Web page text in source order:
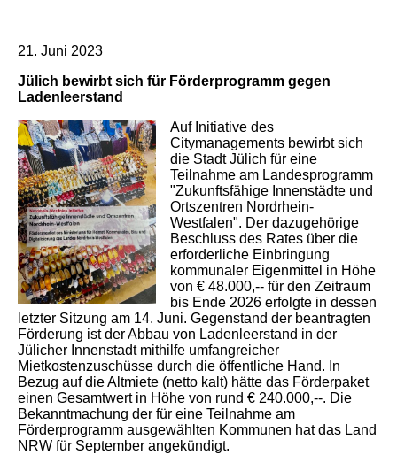
21. Juni 2023
Jülich bewirbt sich für Förderprogramm gegen
Ladenleerstand
Auf Initiative des
Citymanagements bewirbt sich
die Stadt Jülich für eine
Teilnahme am Landesprogramm
"Zukunftsfähige Innenstädte und
Ortszentren Nordrhein-
Westfalen". Der dazugehörige
Beschluss des Rates über die
erforderliche Einbringung
kommunaler Eigenmittel in Höhe
von € 48.000,-- für den Zeitraum
bis Ende 2026 erfolgte in dessen
letzter Sitzung am 14. Juni. Gegenstand der beantragten
Förderung ist der Abbau von Ladenleerstand in der
Jülicher Innenstadt mithilfe umfangreicher
Mietkostenzuschüsse durch die öffentliche Hand. In
Bezug auf die Altmiete (netto kalt) hätte das Förderpaket
einen Gesamtwert in Höhe von rund € 240.000,--. Die
Bekanntmachung der für eine Teilnahme am
Förderprogramm ausgewählten Kommunen hat das Land
NRW für September angekündigt.